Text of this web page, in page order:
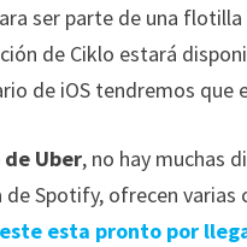
ser parte de una
de Ciklo estará
de iOS tendremos que
de Uber, no hay muchas
Spotify, ofrecen
esta pronto por